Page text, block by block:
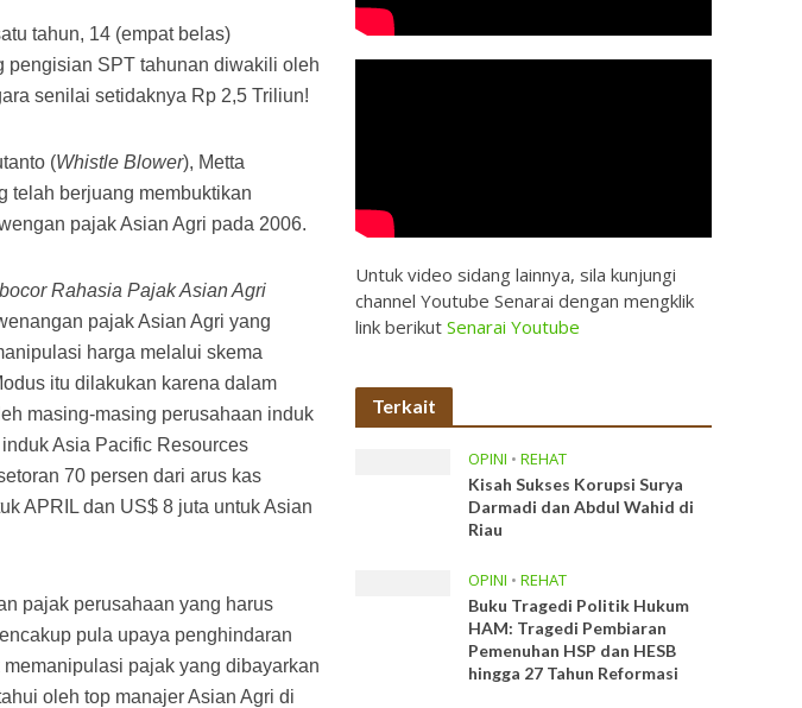
tahun, 14 (empat belas)
pengisian SPT tahunan diwakili oleh
senilai setidaknya Rp 2,5 Triliun!
(Whistle Blower), Metta
telah berjuang membuktikan
pajak Asian Agri pada 2006.
Rahasia Pajak Asian Agri
pajak Asian Agri yang
harga melalui skema
itu dilakukan karena dalam
masing-masing perusahaan induk
Asia Pacific Resources
70 persen dari arus kas
APRIL dan US$ 8 juta untuk Asian
pajak perusahaan yang harus
pula upaya penghindaran
pajak yang dibayarkan
oleh top manajer Asian Agri di
Untuk video sidang lainnya, sila kunjungi
channel Youtube Senarai dengan mengklik
link berikutSenarai Youtube
Terkait
OPINI • REHAT
Kisah Sukses Korupsi Surya
Darmadi dan Abdul Wahid di
Riau
OPINI • REHAT
Buku Tragedi Politik Hukum
HAM: Tragedi Pembiaran
Pemenuhan HSP dan HESB
hingga 27 Tahun Reformasi